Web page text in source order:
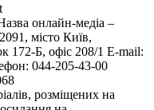
онлайн-медіа –
місто Київ,
Б, офіс 208/1 E-mail:
044-205-43-00
розміщених на